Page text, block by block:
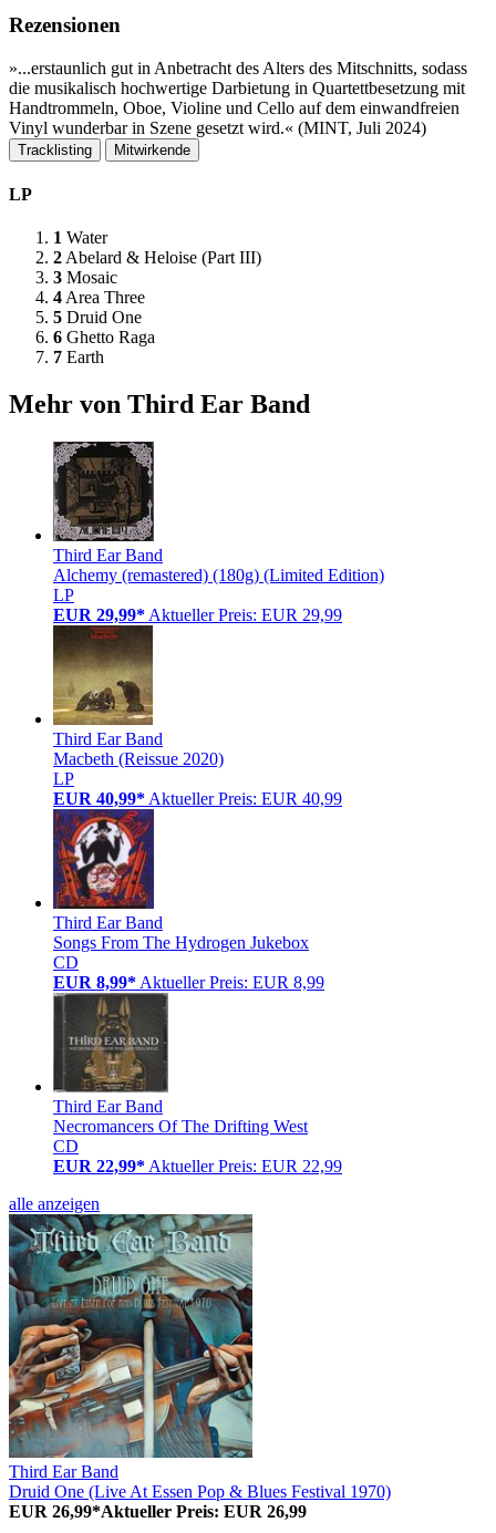
Rezensionen
».​.​.​erstaunlich gut in Anbetracht des Alters des Mitschnitts, sodass
die musikalisch hochwertige Darbietung in Quartettbesetzung mit
Handtrommeln, Oboe, Violine und Cello auf dem einwandfreien
Vinyl wunderbar in Szene gesetzt wird.​« (MINT, Juli 2024)
Tracklisting Mitwirkende
LP
1 Water
2 Abelard & Heloise (Part III)
3 Mosaic
4 Area Three
5 Druid One
6 Ghetto Raga
7 Earth
Mehr von Third Ear Band
Third Ear Band
Alchemy (remastered) (180g) (Limited Edition)
LP
EUR 29,99* Aktueller Preis: EUR 29,99
Third Ear Band
Macbeth (Reissue 2020)
LP
EUR 40,99* Aktueller Preis: EUR 40,99
Third Ear Band
Songs From The Hydrogen Jukebox
CD
EUR 8,99* Aktueller Preis: EUR 8,99
Third Ear Band
Necromancers Of The Drifting West
CD
EUR 22,99* Aktueller Preis: EUR 22,99
alle anzeigen
Third Ear Band
Druid One (Live At Essen Pop & Blues Festival 1970)
EUR 26,99*Aktueller Preis: EUR 26,99